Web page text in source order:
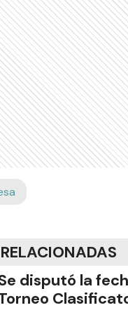
disputó la